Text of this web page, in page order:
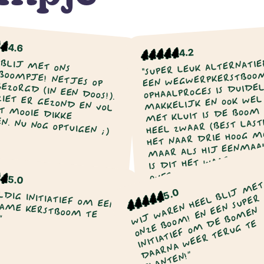
4.6
MET ONS
NETJES OP TIJD BEZORGD (IN EEN DOOS!).
GEZOND EN VOL UIT MET MOOIE DIKKE
NU NOG OPTUIGEN ;)
Pepijn van de
Vondervoort
2022
4.2
"SUPER LEUK
EEN
OPHAALPROCES IS
MAKKELIJK EN OOK
MET KLUIT IS DE BOOM
HEEL ZWAAR (BEST
HET NAAR DRIE HOOG
MAAR ALS HIJ
IS DIT HET WAARD! DE
OVERIGENS NIET VEEL
DAN EEN “NORMALE”
KERSTBOOM."Nina Vos
2022
5.0
5.0
R
L
O
E
R
D
N
E